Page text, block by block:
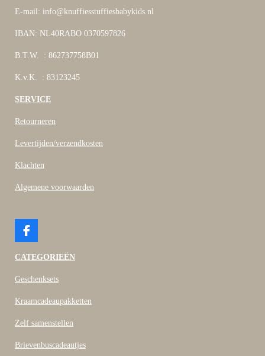
E-mail: info@knuffiesstuffiesbabykids.nl
IBAN: NL40RABO 0370597826
B.T.W. : 862737758B01
K.v.K. : 83123245
SERVICE
Retourneren
Levertijden/verzendkosten
Klachten
Algemene voorwaarden
F
c
b
o
CATEGORIEËN
Geschenksets
Kraamcadeaupakketten
Zelf samenstellen
Brievenbuscadeautjes